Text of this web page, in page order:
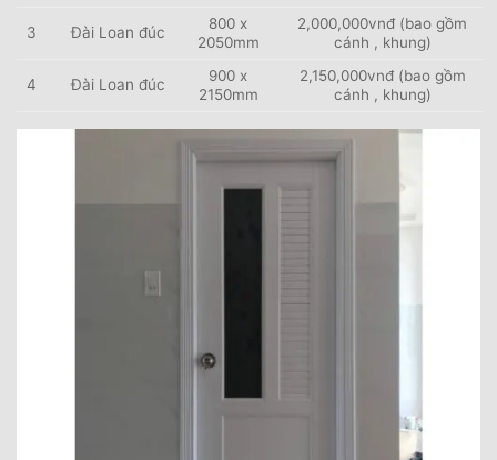
3 Đài Loan đúc
800 x
2050mm
2,000,000vnđ (bao gồm
cánh , khung)
4 Đài Loan đúc
900 x
2150mm
2,150,000vnđ (bao gồm
cánh , khung)